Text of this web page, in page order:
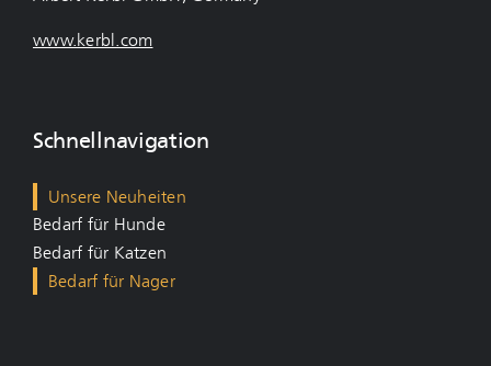
www.kerbl.com
Schnellnavigation
Unsere Neuheiten
Bedarf für Hunde
Bedarf für Katzen
Bedarf für Nager